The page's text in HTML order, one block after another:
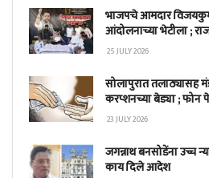
भाजपचे आमदार
आंदोलनाच्या भेटीला ;
25 JULY 2026
सोलापुरात तलाठ्यासह
करप्शनच्या बेड्या ;
23 JULY 2026
जगन्नाथ बनसोडेंना उच्च
काय दिले आदेश